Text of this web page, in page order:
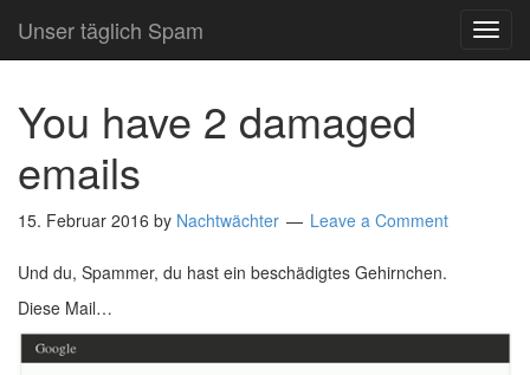
Unser täglich Spam
You have 2 damaged
emails
15. Februar 2016 by Nachtwächter Leave a Comment
Und du, Spammer, du hast ein beschädigtes Gehirnchen.
Diese Mail…